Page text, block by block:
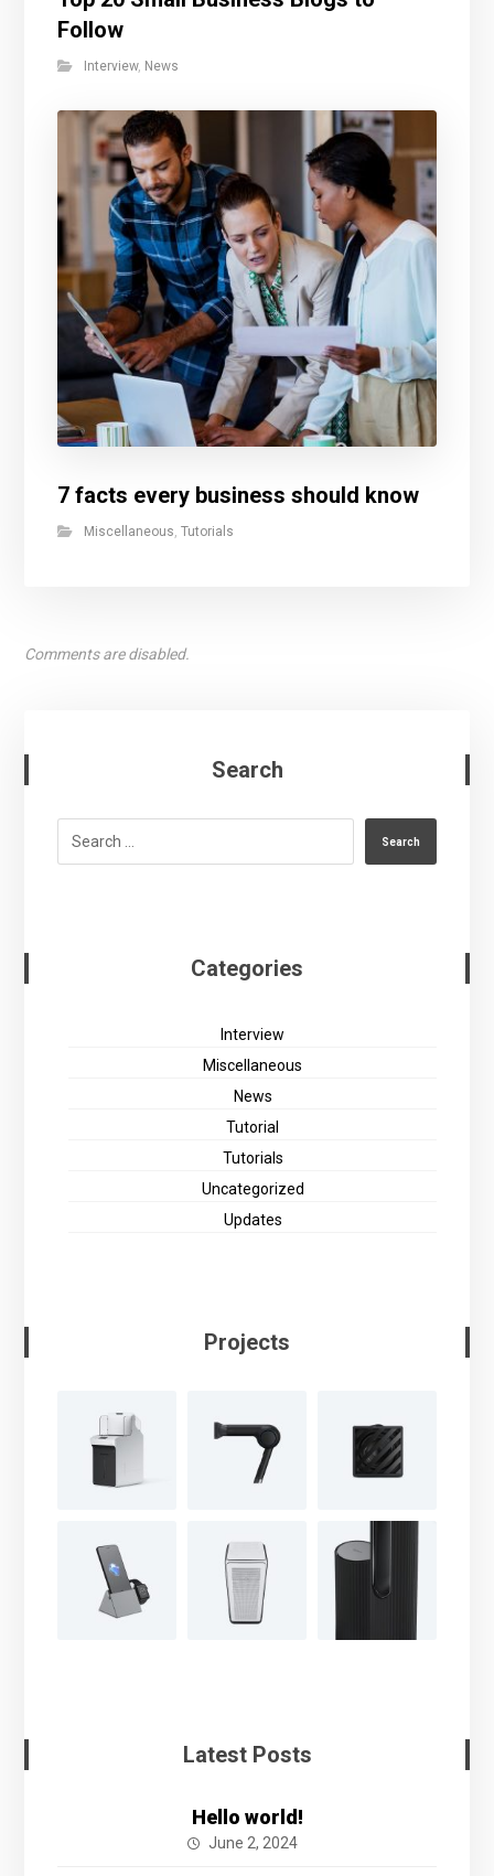
Follow
Interview, News
7 facts every business should know
Miscellaneous,Tutorials
Comments are disabled.
Search
Search
Categories
Interview
Miscellaneous
News
Tutorial
Tutorials
Uncategorized
Updates
Projects
Latest Posts
Hello world!
June 2, 2024